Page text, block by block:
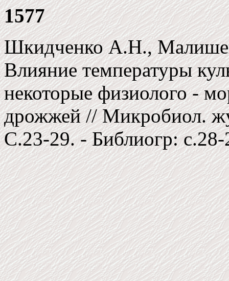
1577
Шкидченко А.Н.,
Влияние температуры
некоторые физиолого -
дрожжей // Микробиол.
C.23-29. - Библиогр: